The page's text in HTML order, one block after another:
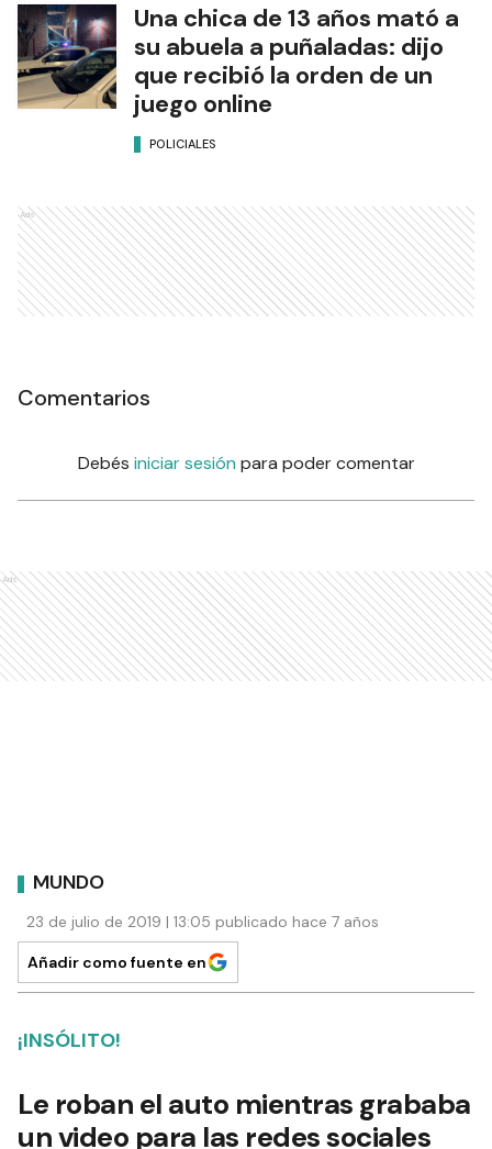
Una chica de 13 años mató a
su abuela a puñaladas: dijo
que recibió la orden de un
juego online
POLICIALES
Ads
Comentarios
Debés iniciar sesión para poder comentar
Ads
MUNDO
23 de julio de 2019 | 13:05 publicado hace 7 años
Añadir como fuente en
¡INSÓLITO!
Le roban el auto mientras grababa
un video para las redes sociales